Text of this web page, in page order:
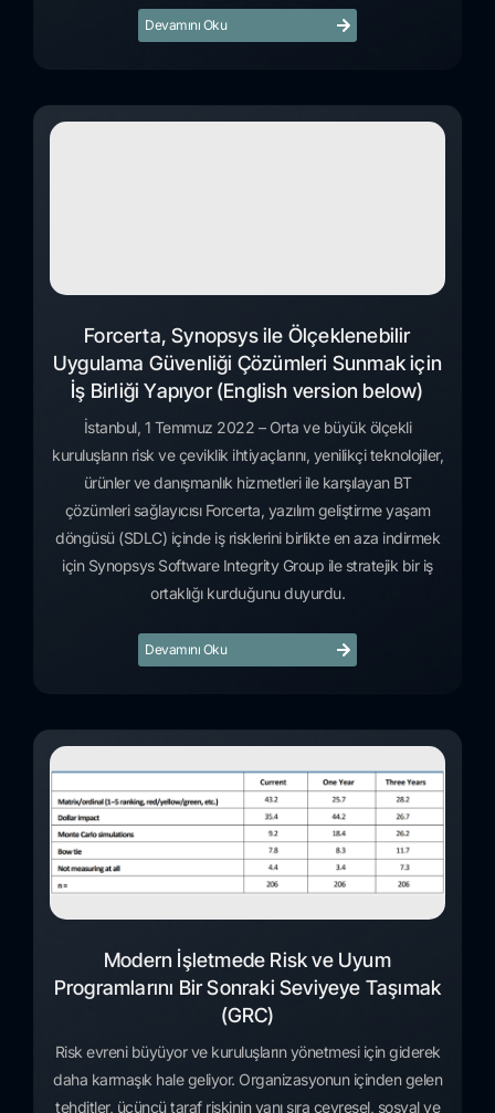
Devamını Oku
Forcerta, Synopsys ile Ölçeklenebilir
Uygulama Güvenliği Çözümleri Sunmak için
İş Birliği Yapıyor (English version below)
İstanbul, 1 Temmuz 2022 – Orta ve büyük ölçekli
kuruluşların risk ve çeviklik ihtiyaçlarını, yenilikçi teknolojiler,
ürünler ve danışmanlık hizmetleri ile karşılayan BT
çözümleri sağlayıcısı Forcerta, yazılım geliştirme yaşam
döngüsü (SDLC) içinde iş risklerini birlikte en aza indirmek
için Synopsys Software Integrity Group ile stratejik bir iş
ortaklığı kurduğunu duyurdu.
Devamını Oku
Modern İşletmede Risk ve Uyum
Programlarını Bir Sonraki Seviyeye Taşımak
(GRC)
Risk evreni büyüyor ve kuruluşların yönetmesi için giderek
daha karmaşık hale geliyor. Organizasyonun içinden gelen
tehditler, üçüncü taraf riskinin yanı sıra çevresel, sosyal ve